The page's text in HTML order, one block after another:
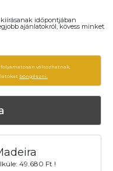
időpontjában
ajánlatokról, kövess minket
változhatnak,
böngészni.
49.680 Ft !